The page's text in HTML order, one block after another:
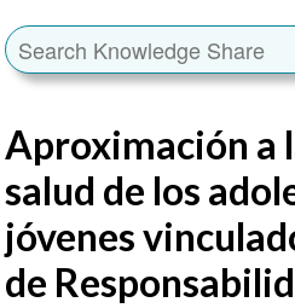
Aproximación a
salud de los
jóvenes
de